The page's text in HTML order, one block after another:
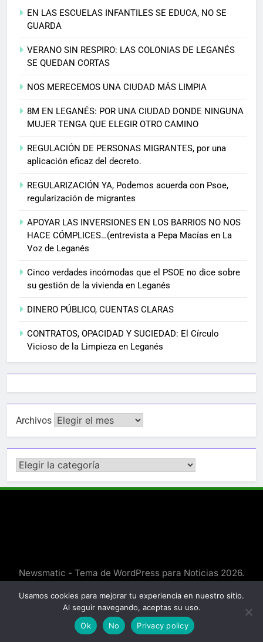
EN LAS ESCUELAS INFANTILES SE EDUCA, NO SE
GUARDA
VERANO SIN RESPIRO: LAS COLONIAS DE LEGANÉS
SE QUEDAN CORTAS
NOS MERECEMOS UNA CIUDAD MÁS LIMPIA
8M EN LEGANÉS: POR UNA CIUDAD DONDE NINGUNA
MUJER TENGA QUE ELEGIR OTRO CAMINO
REGULACIÓN DE PERSONAS MIGRANTES, por una
aplicación eficaz del decreto.
REGULARIZACIÓN YA, Podemos acuerda con Psoe,
regularización de migrantes
APOYAR LAS INVERSIONES EN LOS BARRIOS NO NOS
HACE CÓMPLICES…(entrevista a Pepa Macías en La
Voz de Leganés
Cinco verdades incómodas que el PSOE no dice sobre
su gestión de la vivienda en Leganés
DINERO PÚBLICO, CUENTAS CLARAS
CONTRATOS, OPACIDAD Y SUCIEDAD: El Círculo
Vicioso de la Limpieza en Leganés
Archivos
Categorías
Newsmatic - Tema de WordPress para Noticias 2026.
Usamos cookies para mejorar tu experiencia en nuestro sitio.
Al seguir navegando, aceptas su uso.
Ok
No Privacy policy